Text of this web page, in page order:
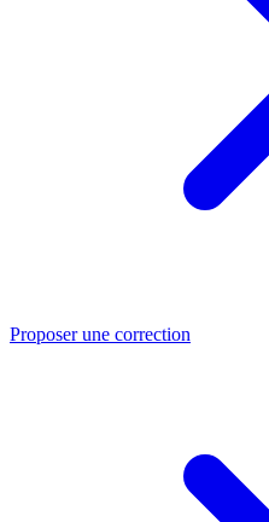
Proposer une correction